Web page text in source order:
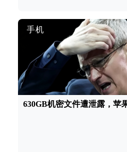
手机
630GB机密文件遭泄露，苹